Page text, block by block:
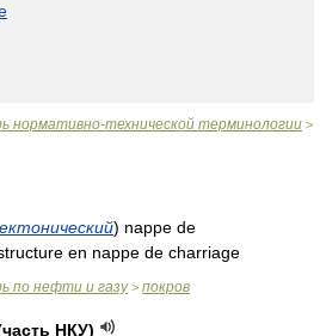
нормативно-технической терминологии >
) nappe de
en nappe de charriage
по нефти и газу> покров
НКУ)